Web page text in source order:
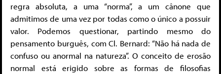
regra absoluta, a uma “norma”, a um cânone que
admitimos de uma vez por todas como o único a possuir
valor. Podemos questionar, partindo mesmo do
pensamento burguês, com Cl. Bernard: “Não há nada de
confuso ou anormal na natureza”. O conceito de erosão
normal está erigido sobre as formas de filosofias